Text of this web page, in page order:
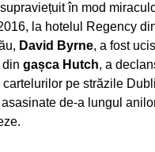
în mod
la hotelul Regency
David Byrne, a fost
gașca Hutch, a
pe străzile
de-a lungul